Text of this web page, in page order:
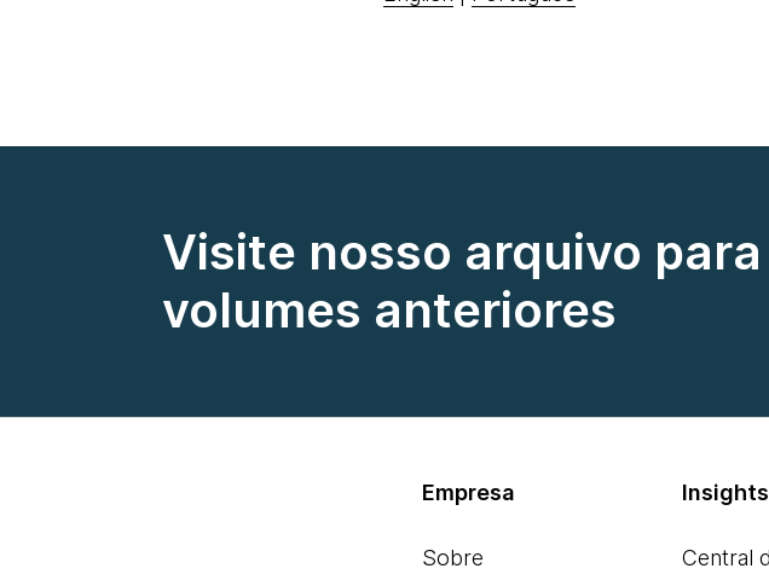
Visite nosso arquivo
volumes anteriores
Empresa
Sobre
Insights
Central